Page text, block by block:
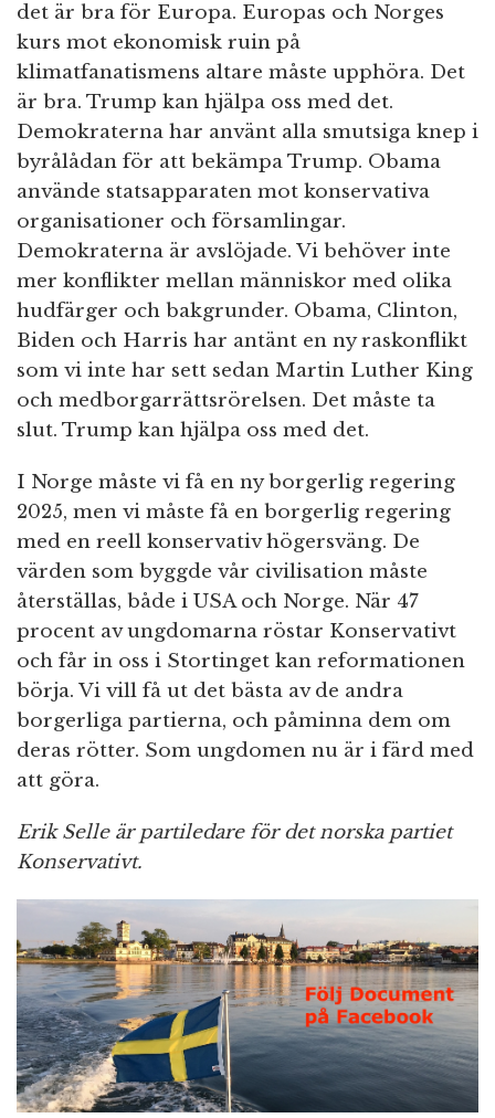
det är bra för Europa. Europas och Norges
kurs mot ekonomisk ruin på
klimatfanatismens altare måste upphöra. Det
är bra. Trump kan hjälpa oss med det.
Demokraterna har använt alla smutsiga knep i
byrålådan för att bekämpa Trump. Obama
använde statsapparaten mot konservativa
organisationer och församlingar.
Demokraterna är avslöjade. Vi behöver inte
mer konflikter mellan människor med olika
hudfärger och bakgrunder. Obama, Clinton,
Biden och Harris har antänt en ny raskonflikt
som vi inte har sett sedan Martin Luther King
och medborgarrättsrörelsen. Det måste ta
slut. Trump kan hjälpa oss med det.
I Norge måste vi få en ny borgerlig regering
2025, men vi måste få en borgerlig regering
med en reell konservativ högersväng. De
värden som byggde vår civilisation måste
återställas, både i USA och Norge. När 47
procent av ungdomarna röstar Konservativt
och får in oss i Stortinget kan reformationen
börja. Vi vill få ut det bästa av de andra
borgerliga partierna, och påminna dem om
deras rötter. Som ungdomen nu är i färd med
att göra.
Erik Selle är partiledare för det norska partiet
Konservativt.